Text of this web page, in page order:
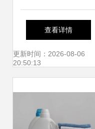
件衣物都散发自然
芬芳
查看详情
更新时间：2026-08-06
20:50:13